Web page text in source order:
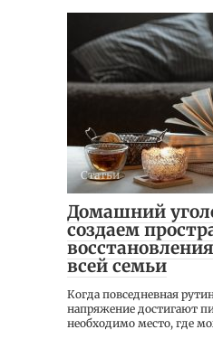
Статьи
Домашний
создаем
всей семьи
Когда повседневная
напряжение достигают
необходимо место, где